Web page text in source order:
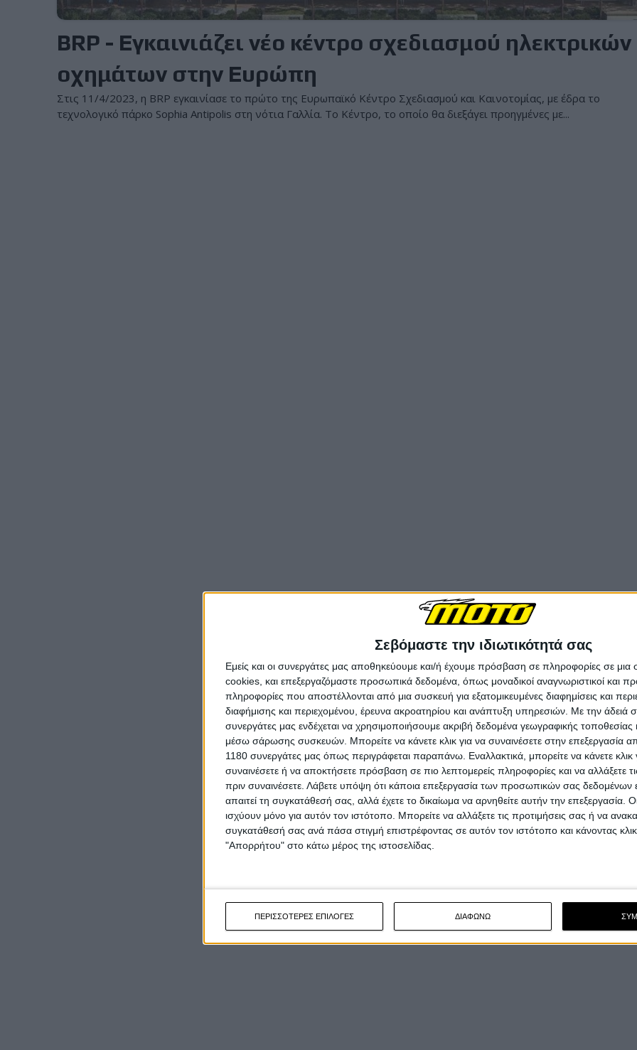
Σεβόμαστε την ιδιωτικότητά σας
Εμείς και οι συνεργάτες μας αποθηκεύουμε και/ή έχουμε πρόσβαση σε πληροφορίες σε
cookies, και επεξεργαζόμαστε προσωπικά δεδομένα, όπως μοναδικοί αναγνωριστικοί και
πληροφορίες που αποστέλλονται από μια συσκευή για εξατομικευμένες διαφημίσεις και
διαφήμισης και περιεχομένου, έρευνα ακροατηρίου και ανάπτυξη υπηρεσιών. Με την άδειά
συνεργάτες μας ενδέχεται να χρησιμοποιήσουμε ακριβή δεδομένα γεωγραφικής τοποθεσίας
μέσω σάρωσης συσκευών. Μπορείτε να κάνετε κλικ για να συναινέσετε στην επεξεργασία
1180 συνεργάτες μας όπως περιγράφεται παραπάνω. Εναλλακτικά, μπορείτε να κάνετε κλικ
συναινέσετε ή να αποκτήσετε πρόσβαση σε πιο λεπτομερείς πληροφορίες και να αλλάξετε
πριν συναινέσετε. Λάβετε υπόψη ότι κάποια επεξεργασία των προσωπικών σας δεδομένων
απαιτεί τη συγκατάθεσή σας, αλλά έχετε το δικαίωμα να αρνηθείτε αυτήν την επεξεργασία.
ισχύουν μόνο για αυτόν τον ιστότοπο. Μπορείτε να αλλάξετε τις προτιμήσεις σας ή να
συγκατάθεσή σας ανά πάσα στιγμή επιστρέφοντας σε αυτόν τον ιστότοπο και κάνοντας
"Απορρήτου" στο κάτω μέρος της ιστοσελίδας.
ΠΕΡΙΣΣΟΤΕΡΕΣ ΕΠΙΛΟΓΕΣ ΔΙΑΦΩΝΩ
BRP - Εγκαινιάζει νέο κέντρο σχεδιασμού ηλεκτρικών
οχημάτων στην Ευρώπη
Στις 11/4/2023, η BRP εγκαινίασε το πρώτο της Ευρωπαϊκό Κέντρο Σχεδιασμού και Καινοτομίας, με έδρα το
τεχνολογικό πάρκο Sophia Antipolis στη νότια Γαλλία. Το Κέντρο, το οποίο θα διεξάγει προηγμένες με...